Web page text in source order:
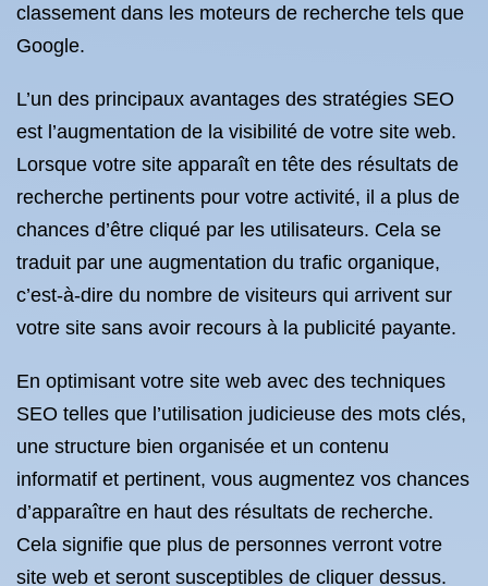
classement dans les moteurs de recherche tels que
Google.
L’un des principaux avantages des stratégies SEO
est l’augmentation de la visibilité de votre site web.
Lorsque votre site apparaît en tête des résultats de
recherche pertinents pour votre activité, il a plus de
chances d’être cliqué par les utilisateurs. Cela se
traduit par une augmentation du trafic organique,
c’est-à-dire du nombre de visiteurs qui arrivent sur
votre site sans avoir recours à la publicité payante.
En optimisant votre site web avec des techniques
SEO telles que l’utilisation judicieuse des mots clés,
une structure bien organisée et un contenu
informatif et pertinent, vous augmentez vos chances
d’apparaître en haut des résultats de recherche.
Cela signifie que plus de personnes verront votre
site web et seront susceptibles de cliquer dessus.